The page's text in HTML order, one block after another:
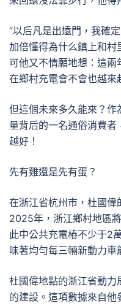
“以后凡是出遠門，我確
加倍懂得為什么鎮上和村
可他又不情願地想：這兩
在鄉村充電會不會也越來
但這個未來多久能來？
量背后的一名通俗消費
越好！
先有雞還是先有蛋？
在浙江省杭州市，杜國偉
2025年，浙江鄉村地區
此中公共充電樁不少于2
味著均勻每三輛新動力車
杜國偉地點的浙江省動
的建設。這項數據來自